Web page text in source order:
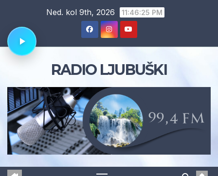
content
Ned. kol 9th, 2026 11:46:26 PM
RADIO LJUBUŠKI